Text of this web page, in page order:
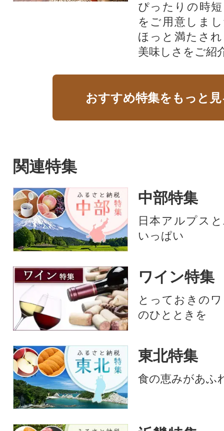
ぴったりの時
をご用意しま
ほっと満たさ
美味しさをご紹
おすすめ特集をもっと
関連特集
中部特集
日本アルプス
いっぱい
ワイン特集
とっておきの
のひとときを
東北特集
食の恵みがあふ